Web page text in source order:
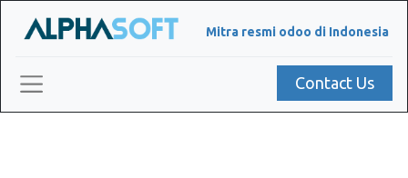
Mitra resmi odoo di Indonesia
Contact Us